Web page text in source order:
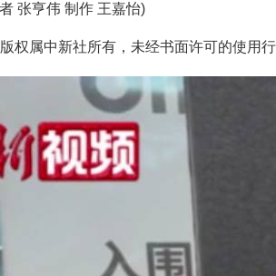
张亨伟 制作 王嘉怡)
权属中新社所有，未经书面许可的使用